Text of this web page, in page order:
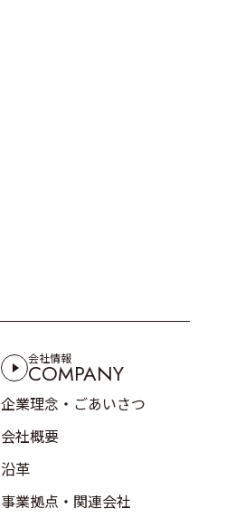
会社情報
COMPANY
企業理念・ごあいさつ
会社概要
沿革
事業拠点・関連会社